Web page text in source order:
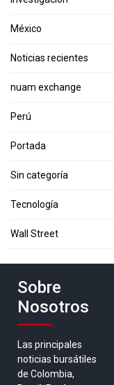
México
Noticias recientes
nuam exchange
Perú
Portada
Sin categoría
Tecnología
Wall Street
Sobre
Nosotros
Las principales
noticias bursátiles
de Colombia,